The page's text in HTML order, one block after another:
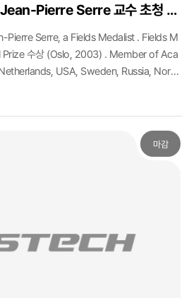
Serre 교수 초청 제 11회 아운(亞雲)강좌 안내
Pierre Serre, a Fields Medalist . Fields M
수상 (Oslo, 2003) . Member of Aca
USA, Sweden, Russia, Norw
society . 1956∽ Professor at the C
the first Abel Prize in 2003. He sti
Fields Medalist in history. ▪ Place: Mathe
▪ Contact : Math Office room 302 (279-
마감